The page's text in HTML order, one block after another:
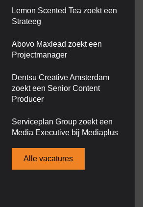
Lemon Scented Tea zoekt een
Strateeg
Abovo Maxlead zoekt een
Projectmanager
Dentsu Creative Amsterdam
zoekt een Senior Content
Producer
Serviceplan Group zoekt een
Media Executive bij Mediaplus
Alle vacatures